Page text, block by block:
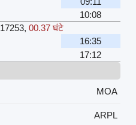
10:08
17253, 00.37 घंटे
16:35
17:12
MOA
ARPL